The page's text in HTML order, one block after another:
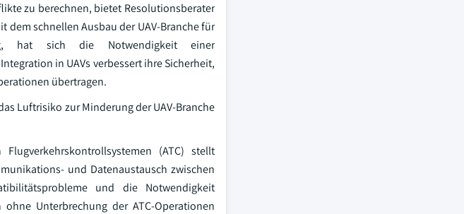
zu berechnen, bietet Resolutionsberater
schnellen Ausbau der UAV-Branche für
hat sich die Notwendigkeit einer
in UAVs verbessert ihre Sicherheit,
übertragen.
Luftrisiko zur Minderung der UAV-Branche
(ATC) stellt
und Datenaustausch zwischen
und die Notwendigkeit
Unterbrechung der ATC-Operationen